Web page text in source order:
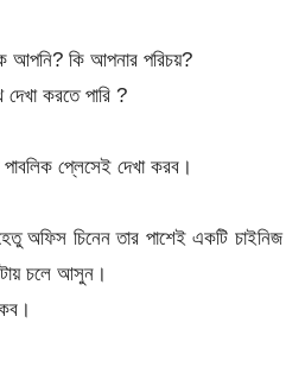
আপনি? কি আপনার পরিচয়?
করতে পারি ?
প্লেসেই দেখা করব।
অফিস চিনেন তার পাশেই একটি চাইনিজ
চলে আসুন।